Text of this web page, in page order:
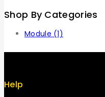
Shop By Categories
Module (1)
Help